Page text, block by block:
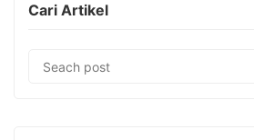
Cari Artikel